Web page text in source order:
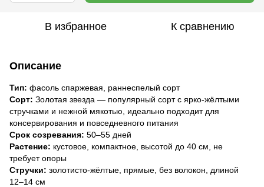
В избранное К сравнению
Описание
Тип: фасоль спаржевая, раннеспелый сорт
Сорт: Золотая звезда — популярный сорт с ярко-жёлтыми
стручками и нежной мякотью, идеально подходит для
консервирования и повседневного питания
Срок созревания: 50–55 дней
Растение: кустовое, компактное, высотой до 40 см, не
требует опоры
Стручки: золотисто-жёлтые, прямые, без волокон, длиной
12–14 см